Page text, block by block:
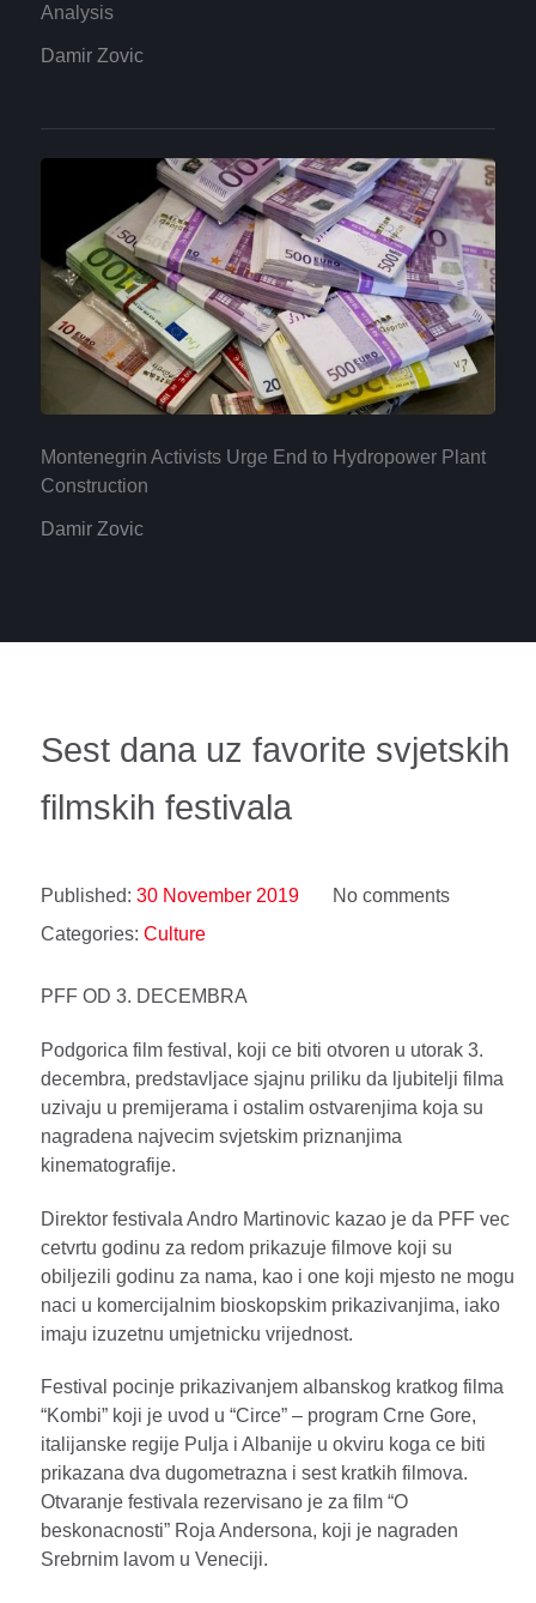
Analysis
Damir Zovic
Montenegrin Activists Urge End to Hydropower Plant
Construction
Damir Zovic
Sest dana uz favorite svjetskih
filmskih festivala
Published: 30 November 2019
No comments
Categories: Culture
PFF OD 3. DECEMBRA
Podgorica film festival, koji ce biti otvoren u utorak 3.
decembra, predstavljace sjajnu priliku da ljubitelji filma
uzivaju u premijerama i ostalim ostvarenjima koja su
nagradena najvecim svjetskim priznanjima
kinematografije.
Direktor festivala Andro Martinovic kazao je da PFF vec
cetvrtu godinu za redom prikazuje filmove koji su
obiljezili godinu za nama, kao i one koji mjesto ne mogu
naci u komercijalnim bioskopskim prikazivanjima, iako
imaju izuzetnu umjetnicku vrijednost.
Festival pocinje prikazivanjem albanskog kratkog filma
“Kombi” koji je uvod u “Circe” – program Crne Gore,
italijanske regije Pulja i Albanije u okviru koga ce biti
prikazana dva dugometrazna i sest kratkih filmova.
Otvaranje festivala rezervisano je za film “O
beskonacnosti” Roja Andersona, koji je nagraden
Srebrnim lavom u Veneciji.